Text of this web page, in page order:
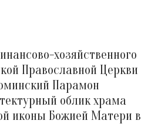
хозяйственного
Православной Церкви
Парамон
облик храма
иконы Божией Матери в